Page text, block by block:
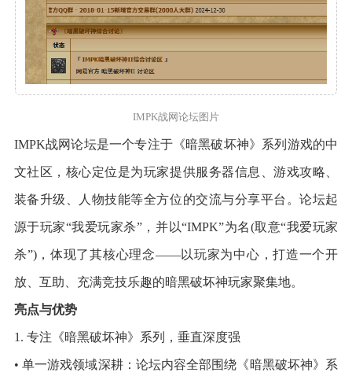
IMPK战网论坛图片
IMPK战网论坛是一个专注于《暗黑破坏神》系列游戏的中
文社区，核心定位是为玩家提供服务器信息、游戏攻略、
装备升级、人物技能等全方位的交流与分享平台。论坛起
源于玩家“我爱玩家杀”，并以“IMPK”为名(取意“我爱玩家
杀”)，体现了其核心理念——以玩家为中心，打造一个开
放、互助、充满竞技乐趣的暗黑破坏神玩家聚集地。
亮点与优势
1. 专注《暗黑破坏神》系列，垂直深度强
• 单一游戏领域深耕：论坛内容全部围绕《暗黑破坏神》系